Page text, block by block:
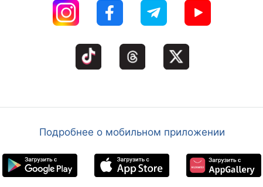
Подробнее о мобильном приложении